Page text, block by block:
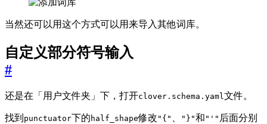
当然还可以用这个方式可以用来导入其他词库。
自定义部分符号输入
#
还是在「用户文件夹」下，打开clover.schema.yaml 文件。
找到 punctuator下的 half_shape修改 "{" "}"和 "'" 后面分别